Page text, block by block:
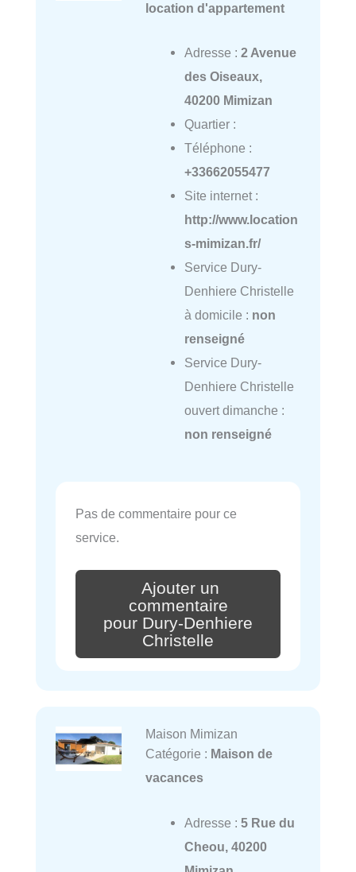
location d'appartement
Adresse : 2 Avenue
des Oiseaux,
40200 Mimizan
Quartier :
Téléphone :
+33662055477
Site internet :
http://www.location
s-mimizan.fr/
Service Dury-
Denhiere Christelle
à domicile : non
renseigné
Service Dury-
Denhiere Christelle
ouvert dimanche :
non renseigné
Pas de commentaire pour ce
service.
Ajouter un
commentaire
pour Dury-Denhiere
Christelle
Maison Mimizan
Catégorie : Maison de
vacances
Adresse : 5 Rue du
Cheou, 40200